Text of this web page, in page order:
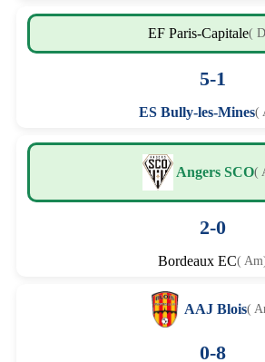
EF Paris-Capitale(
5-1
ES Bully-les-Mines(
Angers SCO(
2-0
Bordeaux EC(
AAJ Blois(
0-8